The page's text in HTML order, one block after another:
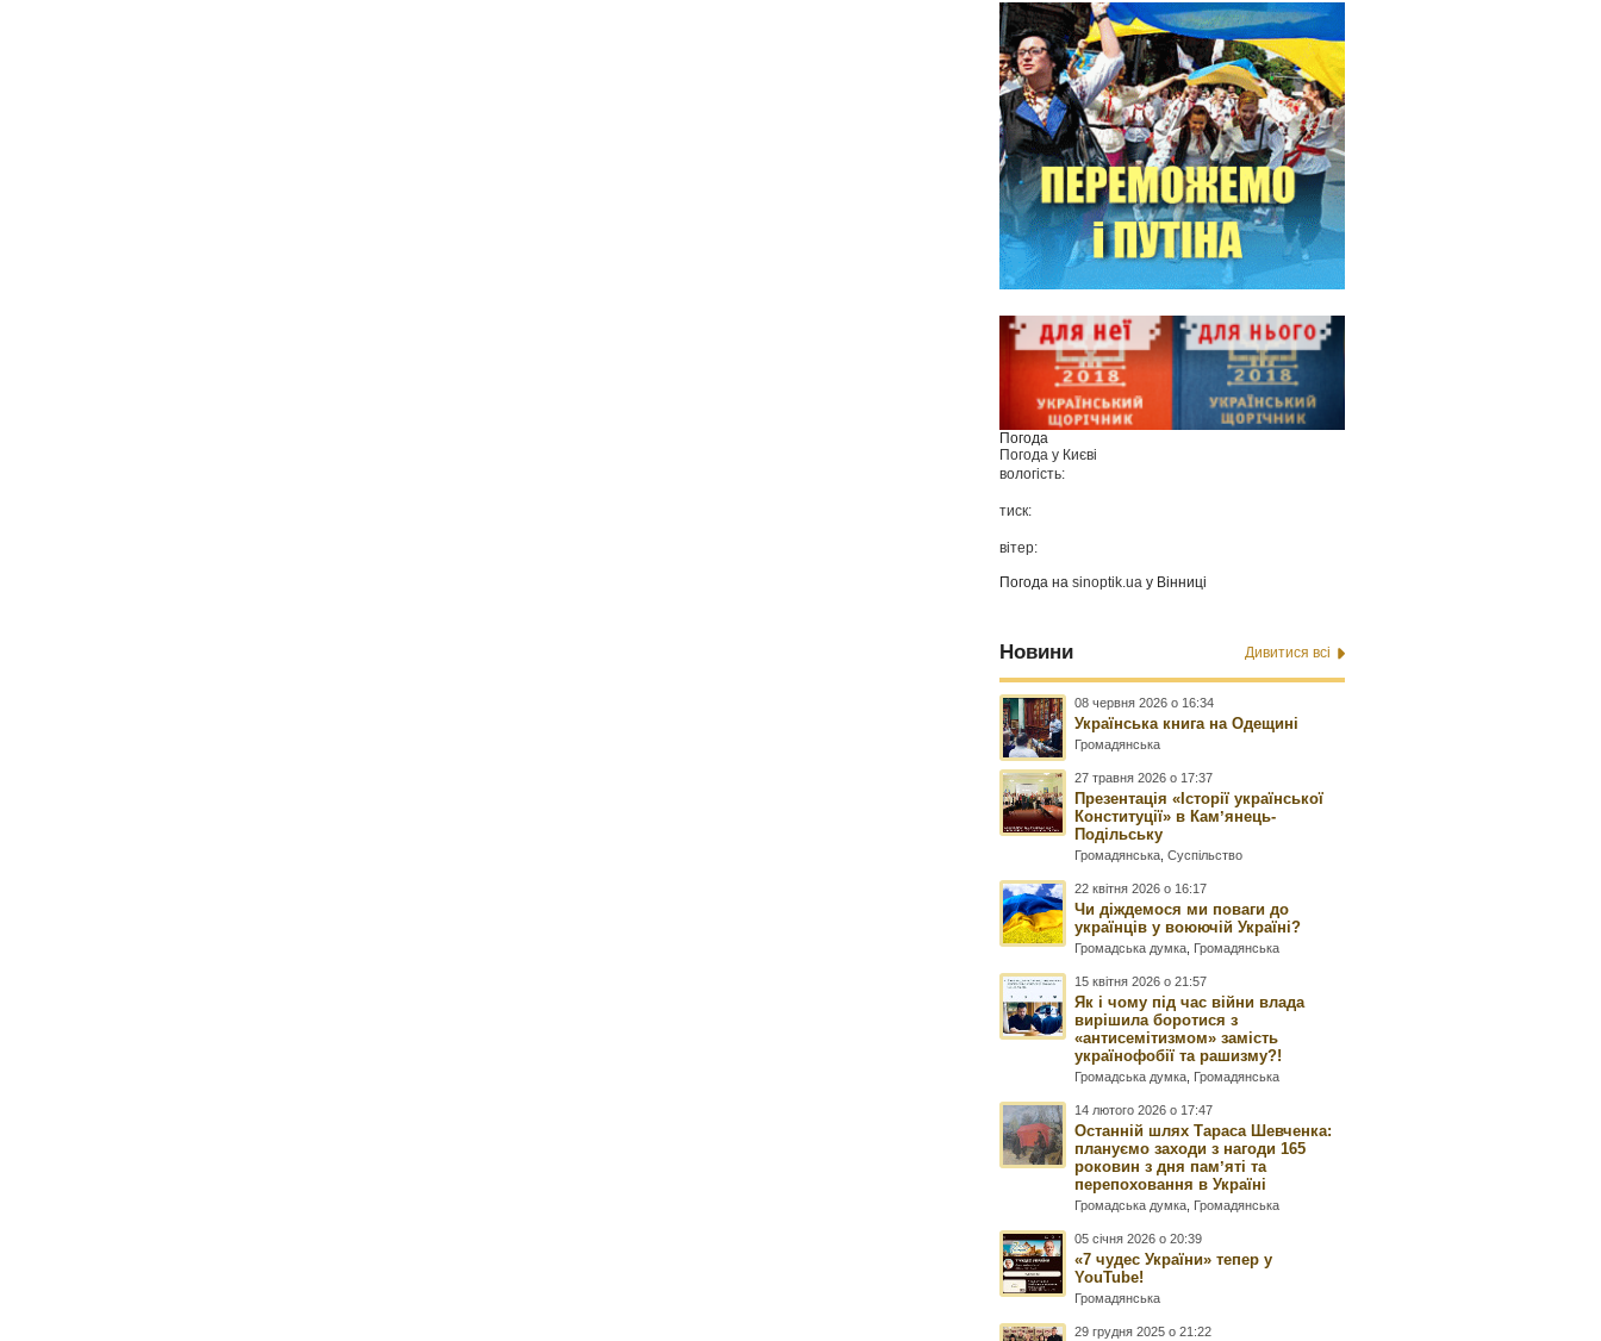
Погода
Погода у Києві
вологість:
тиск:
вітер:
Погода наsinoptik.ua у Вінниці
Новини Дивитися всі
08 червня 2026 о 16:34
Українська книга на Одещині
Громадянська
27 травня 2026 о 17:37
Презентація «Історії української
Конституції» в Камʼянець-
Подільську
Громадянська ,Суспільство
22 квітня 2026 о 16:17
Чи діждемося ми поваги до
українців у воюючій Україні?
Громадська думка Громадянська
15 квітня 2026 о 21:57
Як і чому під час війни влада
вирішила боротися з
«антисемітизмом» замість
українофобії та рашизму?!
Громадська думка Громадянська
14 лютого 2026 о 17:47
Останній шлях Тараса Шевченка:
плануємо заходи з нагоди 165
роковин з дня памʼяті та
перепоховання в Україні
Громадська думка Громадянська
05 січня 2026 о 20:39
«7 чудес України» тепер у
YouTube!
Громадянська
29 грудня 2025 о 21:22